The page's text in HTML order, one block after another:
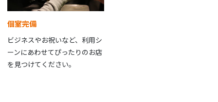
個室完備
ビジネスやお祝いなど、利用シ
ーンにあわせてぴったりのお店
を見つけてください。